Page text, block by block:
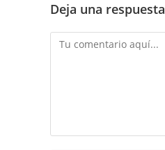
Deja una respuesta